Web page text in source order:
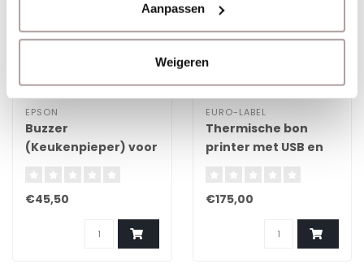
Aanpassen
Weigeren
EPSON
Buzzer
(Keukenpieper) voor
€45,50
EURO-LABEL
Thermische bon
printer met USB en
€175,00